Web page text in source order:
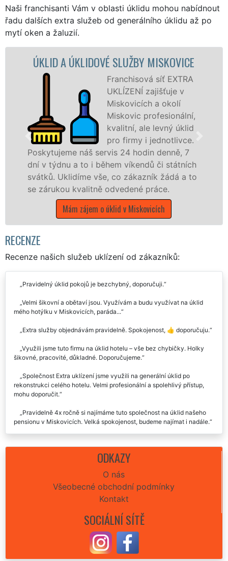
Naši franchisanti Vám v oblasti úklidu mohou nabídnout
řadu dalších extra služeb od generálního úklidu až po
mytí oken a žaluzií.
SLUŽBY MISKOVICE
Franchisová síť EXTRA
UKLÍZENÍ zajišťuje v
Miskovicích a okolí
Miskovic profesionální,
kvalitní, ale levný úklid
pro firmy i jednotlivce.
náš servis 24 hodin denně, 7
a to i během víkendů či státních
vše, co zákazník žádá a to
kvalitně odvedené práce.
zájem o úklid v Miskovicích
nabízíme
státní
RECENZE
Recenze našich služeb uklízení od zákazníků:
Pravidelný úklid pokojů je bezchybný, doporučuji.
Velmi šikovní a obětaví jsou. Využívám a budu využívat na úklid
mého hotýlku v Miskovicích, paráda...
Extra služby objednávám pravidelně. Spokojenost, 👍 doporučuju.
Využili jsme tuto firmu na úklid hotelu – vše bez chybičky. Holky
šikovné, pracovité, důkladné. Doporučujeme.
Společnost Extra uklízení jsme využili na generální úklid po
rekonstrukci celého hotelu. Velmi profesionální a spolehlivý přístup,
mohu doporučit.
Pravidelně 4x ročně si najímáme tuto společnost na úklid našeho
pensionu v Miskovicích. Velká spokojenost, budeme najímat i nadále.
ODKAZY
O nás
Všeobecné obchodní podmínky
Kontakt
SOCIÁLNÍ SÍTĚ